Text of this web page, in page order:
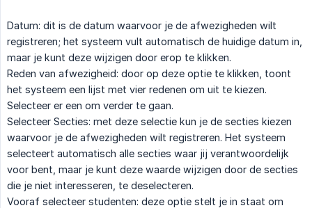
Datum: dit is de datum waarvoor je de afwezigheden wilt
registreren; het systeem vult automatisch de huidige datum in,
maar je kunt deze wijzigen door erop te klikken.
Reden van afwezigheid: door op deze optie te klikken, toont
het systeem een lijst met vier redenen om uit te kiezen.
Selecteer er een om verder te gaan.
Selecteer Secties: met deze selectie kun je de secties kiezen
waarvoor je de afwezigheden wilt registreren. Het systeem
selecteert automatisch alle secties waar jij verantwoordelijk
voor bent, maar je kunt deze waarde wijzigen door de secties
die je niet interesseren, te deselecteren.
Vooraf selecteer studenten: deze optie stelt je in staat om